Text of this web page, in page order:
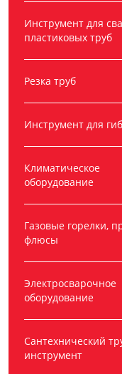
Инструмент для
пластиковых труб
Резка труб
Инструмент для
Климатическое
оборудование
Газовые горелки,
флюсы
Электросварочное
оборудование
Сантехнический
инструмент